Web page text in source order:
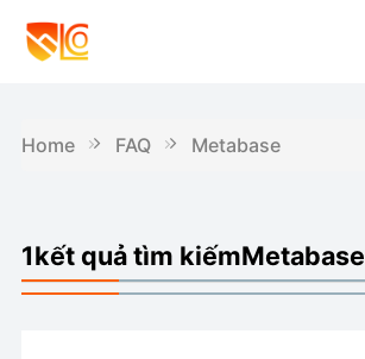
Home FAQ Metabase
1kết quả tìm kiếmMetabase